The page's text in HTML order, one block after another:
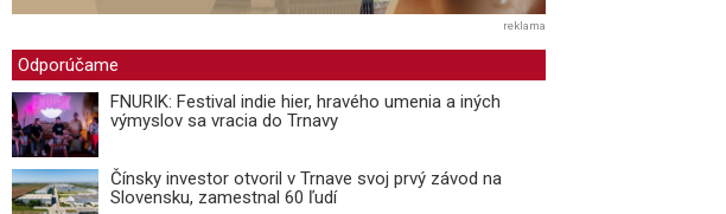
reklama
Odporúčame
FNURIK: Festival indie hier, hravého umenia a iných
výmyslov sa vracia do Trnavy
Čínsky investor otvoril v Trnave svoj prvý závod na
Slovensku, zamestnal 60 ľudí